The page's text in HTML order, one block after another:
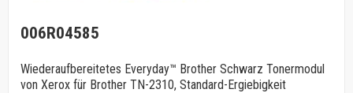
006R04585
Wiederaufbereitetes Everyday™ Brother Schwarz Tonermodul
von Xerox für Brother TN-2310, Standard-Ergiebigkeit